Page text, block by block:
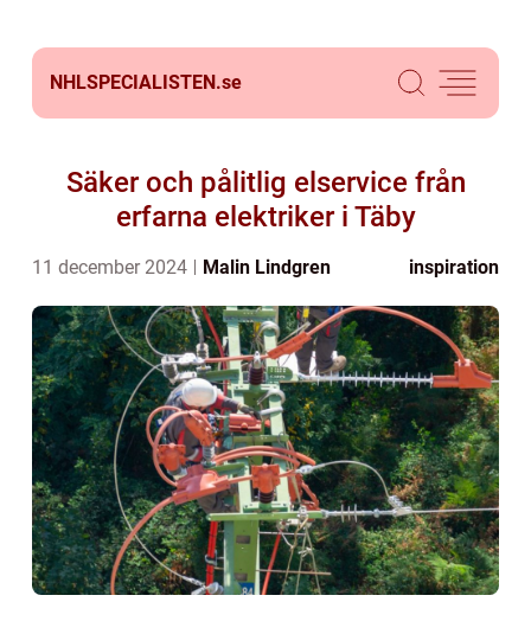
NHLSPECIALISTEN.se
Säker och pålitlig elservice från
erfarna elektriker i Täby
11 december 2024 Malin Lindgren inspiration